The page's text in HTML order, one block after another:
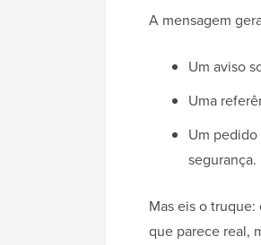
A mensagem
Um aviso
Uma
Um
segurança.
Mas eis o
que parece real,